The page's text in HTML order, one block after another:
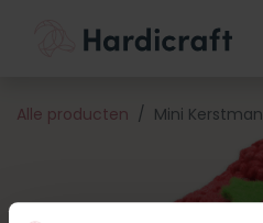
Alle producten Mini Kerstman